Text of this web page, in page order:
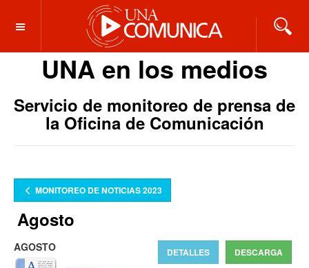
OFF CANVAS
UNA en los medios
Servicio de monitoreo de prensa de
la Oficina de Comunicación
MONITOREO DE NOTICIAS 2023
Agosto
AGOSTO DESCARGA
DETALLES